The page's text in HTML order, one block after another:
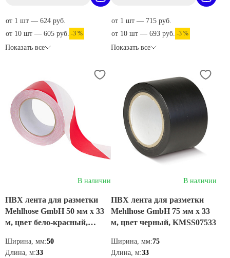
от 1 шт — 624 руб.
от 10 шт — 605 руб. -3 %
Показать все
от 1 шт — 715 руб.
от 10 шт — 693 руб. -3 %
Показать все
В наличии
ПВХ лента для разметки
Mehlhose GmbH 50 мм х 33
м, цвет бело-красный,
Ширина, мм:50
Длина, м:33
В наличии
ПВХ лента для разметки
Mehlhose GmbH 75 мм х 33
м, цвет черный, KMSS07533
Ширина, мм:75
Длина, м:33